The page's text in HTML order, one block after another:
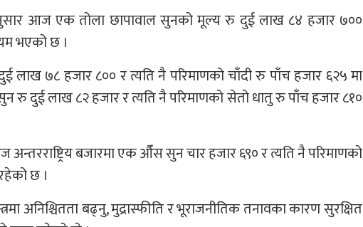
आज एक तोला छापावाल सुनको मूल्य रु दुई लाख ८४ हजार ७००
भएको छ ।
७८ हजार ८०० र त्यति नै परिमाणको चाँदी रु पाँच हजार ६२५ मा
रु दुई लाख ८२ हजार र त्यति नै परिमाणको सेतो धातु रु पाँच हजार ८१०
अन्तरराष्ट्रिय बजारमा एक औँस सुन चार हजार ६९० र त्यति नै परिमाणको
छ ।
अनिश्चितता बढ्नु, मुद्रास्फीति र भूराजनीतिक तनावका कारण सुरक्षित